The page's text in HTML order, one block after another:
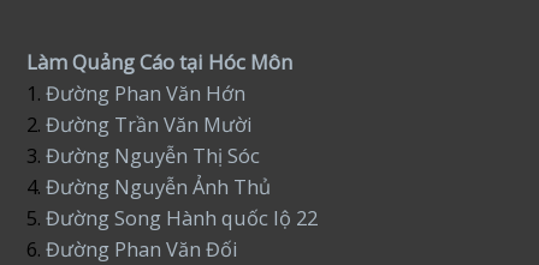
Làm Quảng Cáo tại Hóc Môn
1.Đường Phan Văn Hớn
2.Đường Trần Văn Mười
3.Đường Nguyễn Thị Sóc
4. Đường Nguyễn Ảnh Thủ
5.Đường Song Hành quốc lộ 22
6.Đường Phan Văn Đối